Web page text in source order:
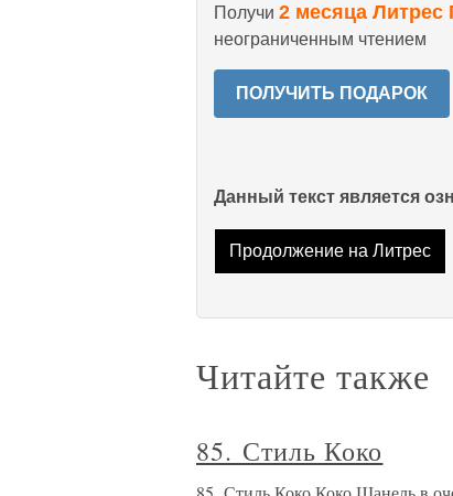
Получи 2 месяца Литрес
неограниченным чтением
ПОЛУЧИТЬ ПОДАРОК
Данный текст является
Продолжение на Литрес
Читайте также
85. Стиль Коко